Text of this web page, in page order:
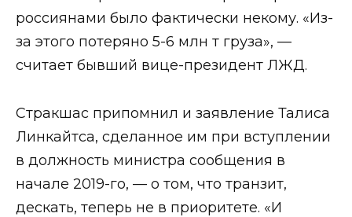
россиянами было фактически некому. «Из-
за этого потеряно 5-6 млн т груза», —
считает бывший вице-президент ЛЖД.
Стракшас припомнил и заявление Талиса
Линкайтса, сделанное им при вступлении
в должность министра сообщения в
начале 2019-го, — о том, что транзит,
дескать, теперь не в приоритете. «И